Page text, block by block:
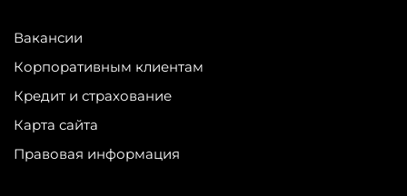
Вакансии
Корпоративным клиентам
Кредит и страхование
Карта сайта
Правовая информация